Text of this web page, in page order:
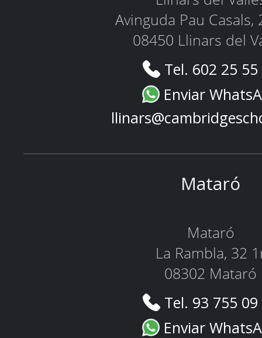
Avinguda Pau Casals,
08450 Llinars del
Tel. 602 25
Enviar
Mataró
Mataró
La Rambla, 32
08302 Mataró
Tel. 93 755
Enviar